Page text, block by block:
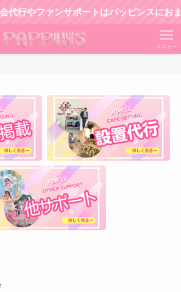
やファンサポートはパッピンスにおまか
メニュー